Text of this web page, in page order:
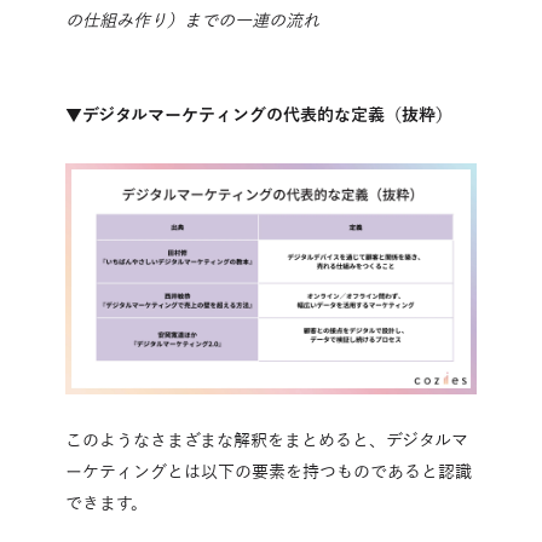
の仕組み作り）までの一連の流れ
▼デジタルマーケティングの代表的な定義（抜粋）
このようなさまざまな解釈をまとめると、デジタルマ
ーケティングとは以下の要素を持つものであると認識
できます。